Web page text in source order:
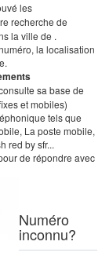
les
recherche de
la ville de .
la localisation
sa base de
et mobiles)
tels que
La poste mobile,
red by sfr...
de répondre avec
Numéro
inconnu?